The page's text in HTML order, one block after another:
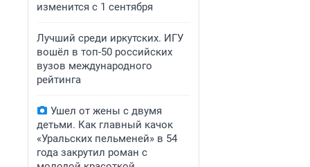
изменится с 1 сентября
Лучший среди иркутских. ИГУ
вошёл в топ-50 российских
вузов международного
рейтинга
Ушел от жены с двумя
детьми. Как главный качок
«Уральских пельменей» в 54
года закрутил роман с